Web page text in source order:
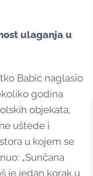
ulaganja u
Babić naglasio
godina
objekata,
uštede i
u kojem se
„Sunčana
je jedan korak u